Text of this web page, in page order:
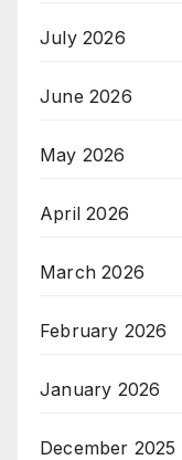
July 2026
June 2026
May 2026
April 2026
March 2026
February 2026
January 2026
December 2025